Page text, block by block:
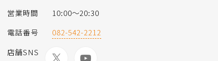
営業時間
10:00～20:30
電話番号
082-542-2212
店舗SNS